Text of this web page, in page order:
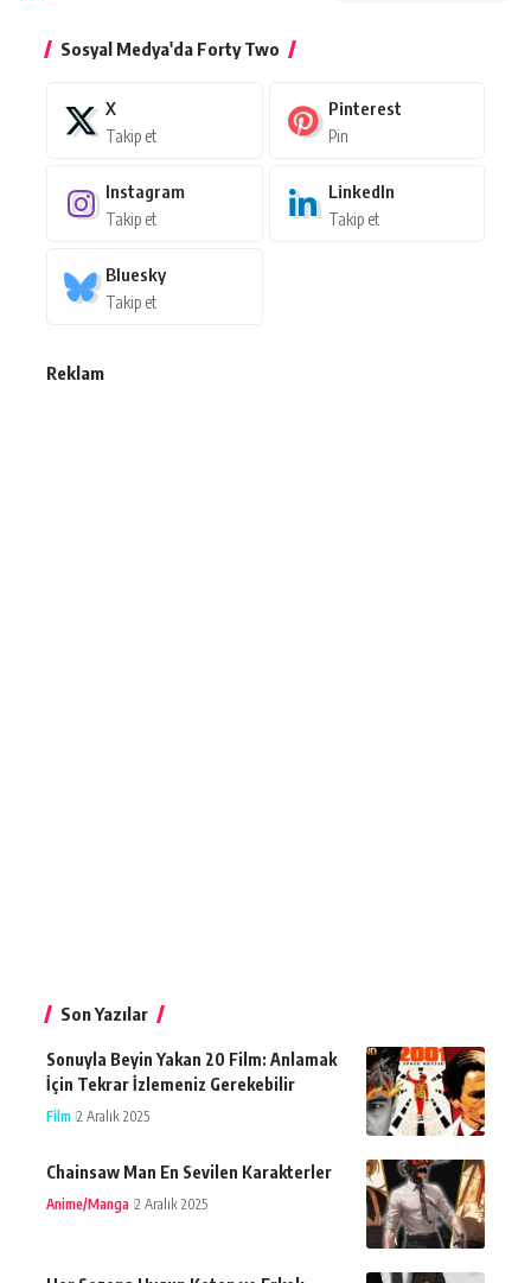
Sosyal Medya'da Forty Two
X
Takip et
Pinterest
Pin
Instagram
Takip et
LinkedIn
Takip et
Bluesky
Takip et
Reklam
Son Yazılar
Sonuyla Beyin Yakan 20 Film: Anlamak
İçin Tekrar İzlemeniz Gerekebilir
Film 2 Aralık 2025
Chainsaw Man En Sevilen Karakterler
Anime/Manga 2 Aralık 2025